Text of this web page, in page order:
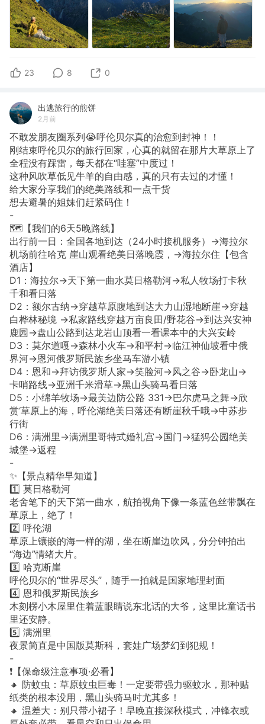
23 8 0
出逃旅行的煎饼
2月前
不敢发朋友圈系列😭呼伦贝尔真的治愈到封神！！
刚结束呼伦贝尔的旅行回家，心真的就留在那片大草原上了
全程没有踩雷，每天都在“哇塞”中度过！
这种风吹草低见牛羊的自由感，真的只有去过的才懂！
给大家分享我们的绝美路线和一点干货
想去避暑的姐妹们赶紧码住！
-
🗺️【我们的6天5晚路线】
出行前一日：全国各地到达（24小时接机服务）→海拉尔
机场前往哈克 崖山观看绝美日落晚霞，→海拉尔住【包含
酒店】
D1：海拉尔→天下第一曲水莫日格勒河→私人牧场打卡秋
千和看日落
D2：额尔古纳→穿越草原腹地到达大力山湿地断崖→穿越
白桦林秘境 →私家路线穿越万亩良田/野花谷→到达兴安神
鹿园→盘山公路到达龙岩山顶看一看课本中的大兴安岭
D3：莫尔道嘎→森林小火车→和平村→临江神仙坡看中俄
界河→恩河俄罗斯民族乡坐马车游小镇
D4：恩和→拜访俄罗斯人家→笑脸河→风之谷→卧龙山→
卡哨路线→亚洲千米滑草→黑山头骑马看日落
D5：小绵羊牧场→最美边防公路 331→巴尔虎马之舞→欣
赏‘草原上的海，呼伦湖绝美日落还有断崖秋千哦→中苏步
行街
D6：满洲里→满洲里哥特式婚礼宫→国门→猛犸公园绝美
城堡→返程
-
✨【景点精华早知道】
1️⃣ 莫日格勒河
老舍笔下的天下第一曲水，航拍视角下像一条蓝色丝带飘在
草原上，绝了！
2️⃣ 呼伦湖
草原上镶嵌的海一样的湖，坐在断崖边吹风，分分钟拍出
“海边”情绪大片。
3️⃣ 哈克断崖
呼伦贝尔的“世界尽头”，随手一拍就是国家地理封面
4️⃣ 恩和俄罗斯民族乡
木刻楞小木屋里住着蓝眼睛说东北话的大爷，这里比童话书
里还安静。
5️⃣ 满洲里
夜景简直是中国版莫斯科，套娃广场梦幻到犯规！
-
❗️【保命级注意事项·必看】
🔸 防蚊虫：草原蚊虫巨毒！一定要带强力驱蚊水，那种贴
纸类的根本没用，黑山头骑马时尤其多！
🔸 温差大：别只带小裙子！早晚直接深秋模式，冲锋衣或